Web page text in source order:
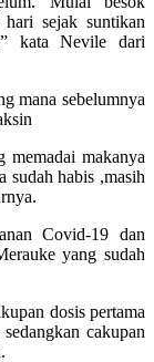
sejak suntikan
kata Nevile dari
mana sebelumnya
memadai makanya
sudah habis ,masih
Covid-19 dan
yang sudah
dosis pertama
cakupan